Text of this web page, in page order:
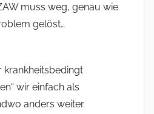
muss weg, genau wie
gelöst…
krankheitsbedingt
wir einfach als
anders weiter.